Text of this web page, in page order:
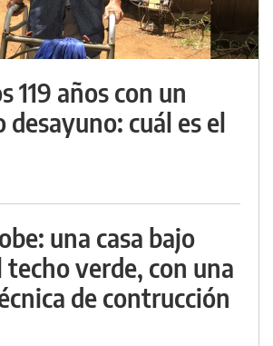
119 años con un
desayuno: cuál es el
una casa bajo
verde, con una
de contrucción